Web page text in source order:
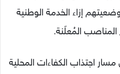
إزاء الخدمة الوطنية
المناصب المُعلَنة.
اجتذاب الكفاءات المحلية